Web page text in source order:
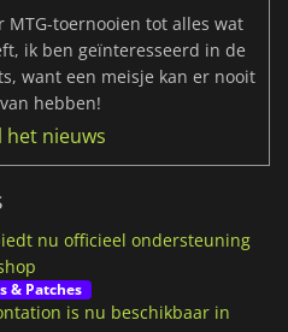
MTG-toernooien tot alles wat
ik ben geïnteresseerd in de
want een meisje kan er nooit
hebben!
het nieuws
nu officieel ondersteuning
& Patches
is nu beschikbaar in